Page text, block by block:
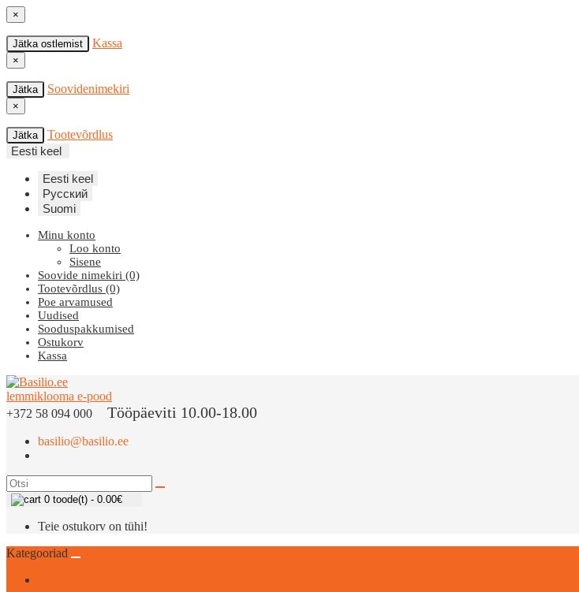
×
Jätka ostlemist Kassa
×
Jätka Soovidenimekiri
×
Jätka
Tootevõrdlus
Eesti keel
Eesti keel
Русский
Suomi
Minu konto
Loo konto
Sisene
Soovide nimekiri (0)
Tootevõrdlus (0)
Poe arvamused
Uudised
Sooduspakkumised
Ostukorv
Kassa
+372 58 094 000 Tööpäeviti 10.00-18.00
basilio@basilio.ee
0 toode(t) - 0.00€
Teie ostukorv on tühi!
Kategooriad